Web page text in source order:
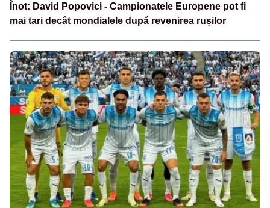
Înot: David Popovici - Campionatele Europene pot fi
mai tari decât mondialele după revenirea rușilor